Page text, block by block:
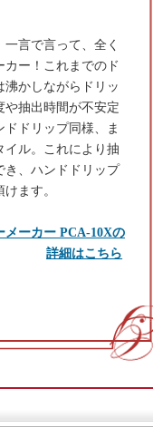
言で言って、全く
ー！これまでのド
沸かしながらドリッ
や抽出時間が不安定
ドドリップ同様、ま
イル。これにより抽
き、ハンドドリップ
ます。
メーカー PCA-10Xの
詳細はこちら